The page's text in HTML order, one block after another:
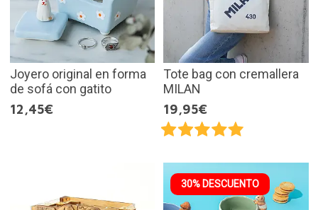
Joyero original en forma
de sofá con gatito
12,45€
Tote bag con cremallera
MILAN
19,95€
30% DESCUENTO